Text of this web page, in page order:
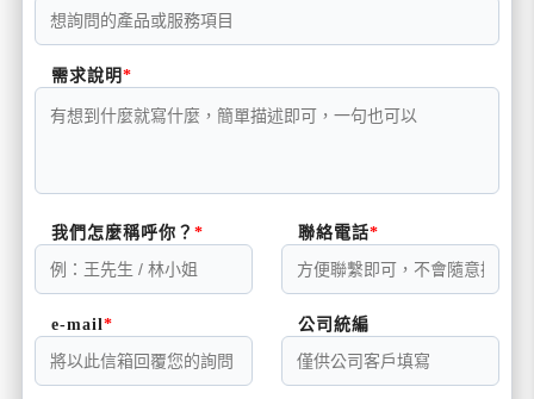
需求說明
我們怎麼稱呼你？ 聯絡電話
e-mail 公司統編